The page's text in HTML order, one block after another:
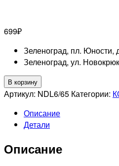
699₽
Зеленоград, пл. Юности,
Зеленоград, ул.
Количество
товара
PROFESSIONNEL
6/65
LUXE
В корзину
Артикул: NDL6/65 Категории:
Описание
Детали
Описание